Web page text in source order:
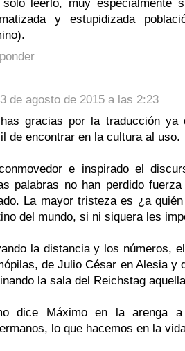
leerlo, muy especialmente
y estupidizada
3 de agosto de 2015 a las 2:23
gracias por la traducción
de encontrar en la cultura al uso.
e inspirado el
palabras no han perdido
La mayor tristeza es ¿a
del mundo, si ni siquera les
la distancia y los números,
de Julio César en Alesia y
la sala del Reichstag
dice Máximo en la arenga
lo que hacemos en la